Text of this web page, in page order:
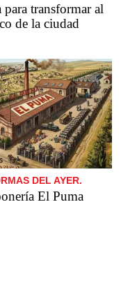
transformar al
de la ciudad
DEL AYER.
El Puma